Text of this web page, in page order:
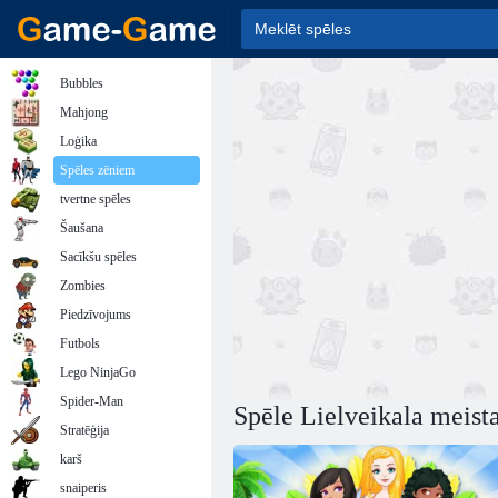
Spēle Lielveikala
Bubbles
Mahjong
Loģika
Spēles zēniem
tvertne spēles
Šaušana
Sacīkšu spēles
Zombies
Piedzīvojums
Futbols
Lego NinjaGo
Spider-Man
Stratēģija
karš
snaiperis